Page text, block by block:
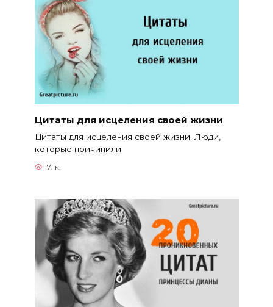
Цитаты для исцеления своей жизни
Цитаты для исцеления своей жизни. Люди,
которые причинили
7.1к.